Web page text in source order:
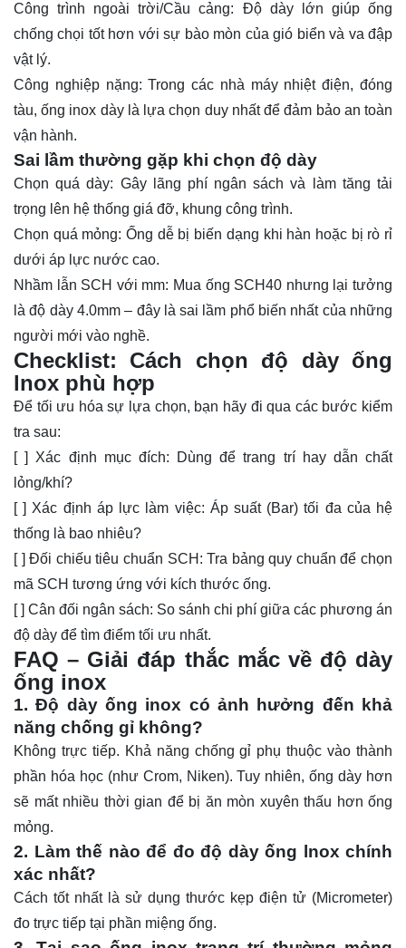
Công trình ngoài trời/Cầu cảng: Độ dày lớn giúp ống
chống chọi tốt hơn với sự bào mòn của gió biển và va đập
vật lý.
Công nghiệp nặng: Trong các nhà máy nhiệt điện, đóng
tàu, ống inox dày là lựa chọn duy nhất để đảm bảo an toàn
vận hành.
Sai lầm thường gặp khi chọn độ dày
Chọn quá dày: Gây lãng phí ngân sách và làm tăng tải
trọng lên hệ thống giá đỡ, khung công trình.
Chọn quá mỏng: Ống dễ bị biến dạng khi hàn hoặc bị rò rỉ
dưới áp lực nước cao.
Nhầm lẫn SCH với mm: Mua ống SCH40 nhưng lại tưởng
là độ dày 4.0mm – đây là sai lầm phổ biến nhất của những
người mới vào nghề.
Checklist: Cách chọn độ dày ống
lnox phù hợp
Để tối ưu hóa sự lựa chọn, bạn hãy đi qua các bước kiểm
tra sau:
[ ] Xác định mục đích: Dùng để trang trí hay dẫn chất
lỏng/khí?
[ ] Xác định áp lực làm việc: Áp suất (Bar) tối đa của hệ
thống là bao nhiêu?
[ ] Đối chiếu tiêu chuẩn SCH: Tra bảng quy chuẩn để chọn
mã SCH tương ứng với kích thước ống.
[ ] Cân đối ngân sách: So sánh chi phí giữa các phương án
độ dày để tìm điểm tối ưu nhất.
FAQ – Giải đáp thắc mắc về độ dày
ống inox
1. Độ dày ống inox có ảnh hưởng đến khả
năng chống gỉ không?
Không trực tiếp. Khả năng chống gỉ phụ thuộc vào thành
phần hóa học (như Crom, Niken). Tuy nhiên, ống dày hơn
sẽ mất nhiều thời gian để bị ăn mòn xuyên thấu hơn ống
mỏng.
2. Làm thế nào để đo độ dày ống lnox chính
xác nhất?
Cách tốt nhất là sử dụng thước kẹp điện tử (Micrometer)
đo trực tiếp tại phần miệng ống.